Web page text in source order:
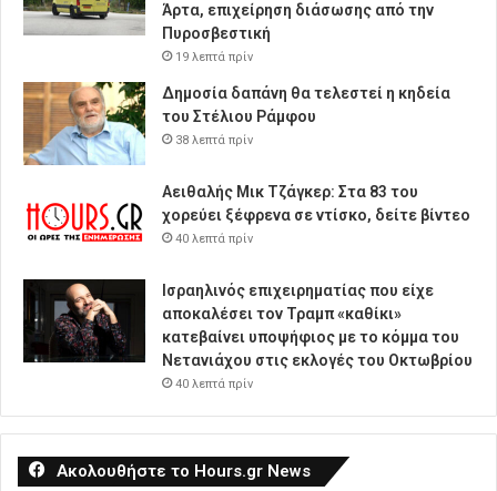
Άρτα, επιχείρηση διάσωσης από την
Πυροσβεστική
19 λεπτά πρίν
Δημοσία δαπάνη θα τελεστεί η κηδεία
του Στέλιου Ράμφου
38 λεπτά πρίν
Αειθαλής Μικ Τζάγκερ: Στα 83 του
χορεύει ξέφρενα σε ντίσκο, δείτε βίντεο
40 λεπτά πρίν
Ισραηλινός επιχειρηματίας που είχε
αποκαλέσει τον Τραμπ «καθίκι»
κατεβαίνει υποψήφιος με το κόμμα του
Νετανιάχου στις εκλογές του Οκτωβρίου
40 λεπτά πρίν
Ακολουθήστε το Hours.gr News